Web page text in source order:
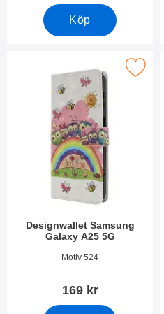
Köp
Designwallet Samsung
Galaxy A25 5G
Art. nr 50261Motiv 524
169 kr
designwallet Samsung